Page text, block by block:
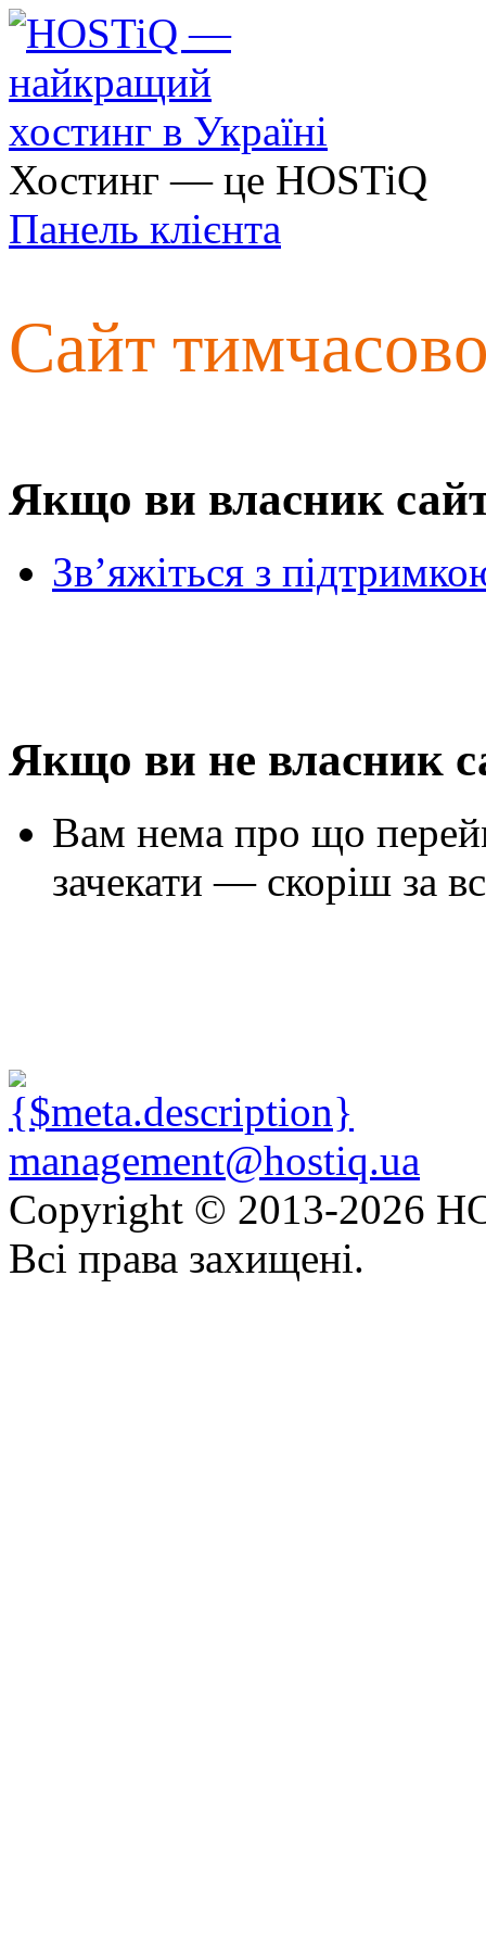
Хостинг — це HOSTiQ
Панель клієнта
Сайт
Якщо ви власник
Зв’яжіться з
Якщо ви не власник
Вам нема про що
зачекати — скоріш за
management@hostiq.ua
Copyright © 2013-2026
Всі права захищені.